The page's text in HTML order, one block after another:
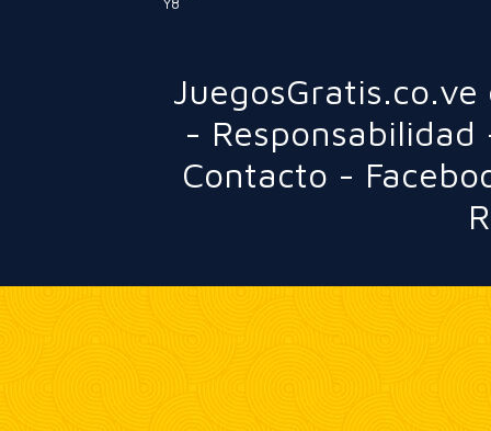
JuegosGratis.co.ve
- Responsabilidad
Contacto -